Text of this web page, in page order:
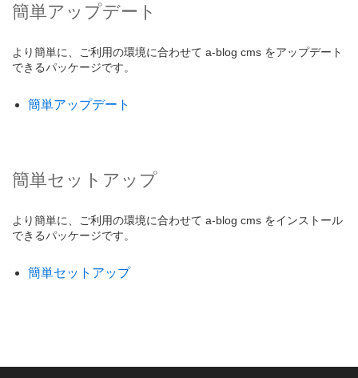
簡単アップデート
より簡単に、ご利用の環境に合わせて a-blog cms をアップデート
できるパッケージです。
簡単アップデート
簡単セットアップ
より簡単に、ご利用の環境に合わせて a-blog cms をインストール
できるパッケージです。
簡単セットアップ